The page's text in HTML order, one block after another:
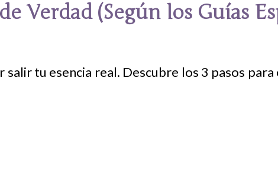
Verdad (Según los Guías
tu esencia real. Descubre los 3 pasos